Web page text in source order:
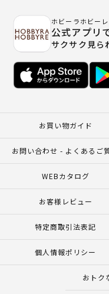
ホビーラホビーレ
公式アプリ
サクサク見ら
お買い物ガイド
お問い合わせ - よくあるご
WEBカタログ
お客様レビュー
特定商取引法表記
個人情報ポリシー
おトク